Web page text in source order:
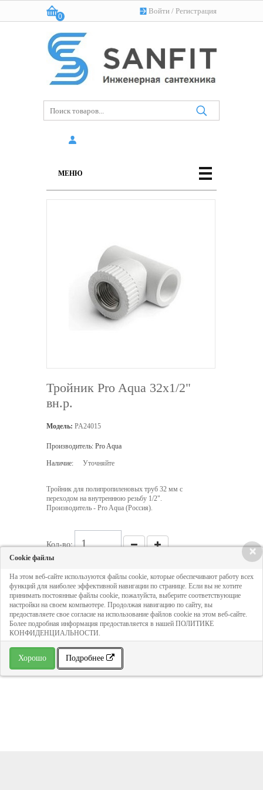
Войти / Регистрация
Корзина:
0
(пусто)
МЕНЮ
Тройник Pro Aqua 32х1/2"
вн.р.
Модель: PA24015
Производитель: Pro Aqua
Наличие: Уточняйте
Тройник для полипропиленовых труб 32 мм с
переходом на внутреннюю резьбу 1/2".
Производитель - Pro Aqua (Россия).
Кол-во:
156 руб
ДОБАВИТЬ В КОРЗИНУ
» В избранное
×
Cookie файлы
На этом веб-сайте используются файлы cookie, которые обеспечивают работу всех
функций для наиболее эффективной навигации по странице. Если вы не хотите
принимать постоянные файлы cookie, пожалуйста, выберите соответствующие
настройки на своем компьютере. Продолжая навигацию по сайту, вы
предоставляете свое согласие на использование файлов cookie на этом веб-сайте.
Более подробная информация предоставляется в нашей ПОЛИТИКЕ
КОНФИДЕНЦИАЛЬНОСТИ.
Хорошо Подробнее